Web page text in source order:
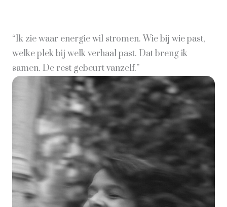
“Ik zie waar energie wil stromen. Wie bij wie past,
welke plek bij welk verhaal past. Dat breng ik
samen. De rest gebeurt vanzelf.”